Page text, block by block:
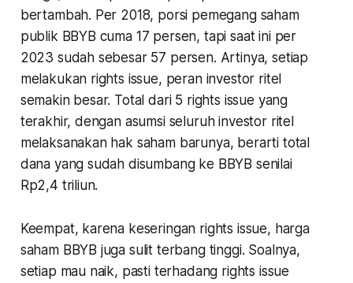
bertambah. Per 2018, porsi pemegang saham
publik BBYB cuma 17 persen, tapi saat ini per
2023 sudah sebesar 57 persen. Artinya, setiap
melakukan rights issue, peran investor ritel
semakin besar. Total dari 5 rights issue yang
terakhir, dengan asumsi seluruh investor ritel
melaksanakan hak saham barunya, berarti total
dana yang sudah disumbang ke BBYB senilai
Rp2,4 triliun.
Keempat, karena keseringan rights issue, harga
saham BBYB juga sulit terbang tinggi. Soalnya,
setiap mau naik, pasti terhadang rights issue